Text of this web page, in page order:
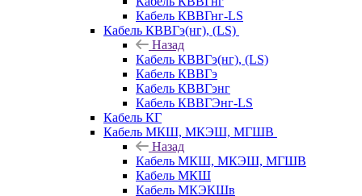
Кабель КВВГнг-LS
Кабель КВВГэ(нг), (LS)
Назад
Кабель КВВГэ(нг), (LS)
Кабель КВВГэ
Кабель КВВГэнг
Кабель КВВГЭнг-LS
Кабель КГ
Кабель МКШ, МКЭШ, МГШВ
Назад
Кабель МКШ, МКЭШ, МГШВ
Кабель МКШ
Кабель МКЭКШв